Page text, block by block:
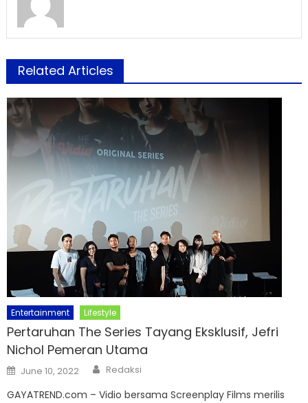
Related Articles
Entertainment Lifestyle
Pertaruhan The Series Tayang Eksklusif, Jefri
Nichol Pemeran Utama
Posted
on
June 10, 2022 Author
Redaksi
GAYATREND.com – Vidio bersama Screenplay Films merilis